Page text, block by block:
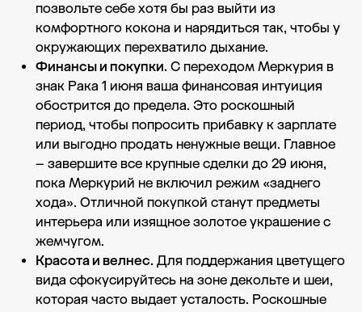
позвольте себе хотя бы раз выйти из
комфортного кокона и нарядиться так, чтобы у
окружающих перехватило дыхание.
Финансы и покупки. С переходом Меркурия в
знак Рака 1 июня ваша финансовая интуиция
обострится до предела. Это роскошный
период, чтобы попросить прибавку к зарплате
или выгодно продать ненужные вещи. Главное
– завершите все крупные сделки до 29 июня,
пока Меркурий не включил режим «заднего
хода». Отличной покупкой станут предметы
интерьера или изящное золотое украшение с
жемчугом.
Красота и велнес. Для поддержания цветущего
вида сфокусируйтесь на зоне декольте и шеи,
которая часто выдает усталость. Роскошные